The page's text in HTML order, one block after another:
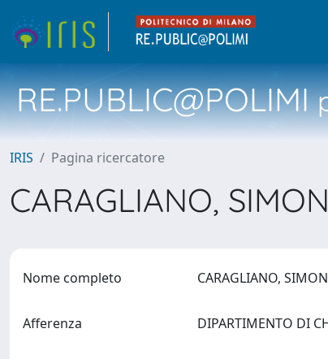
RE.PUBLIC@POLIMI
IRIS Pagina ricercatore
CARAGLIANO,
Nome completo CARAGLIANO,
Afferenza DIPARTIMENTO DI